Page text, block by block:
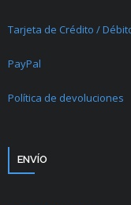
Tarjeta de Crédito /
PayPal
Política de devoluciones
ENVÍO